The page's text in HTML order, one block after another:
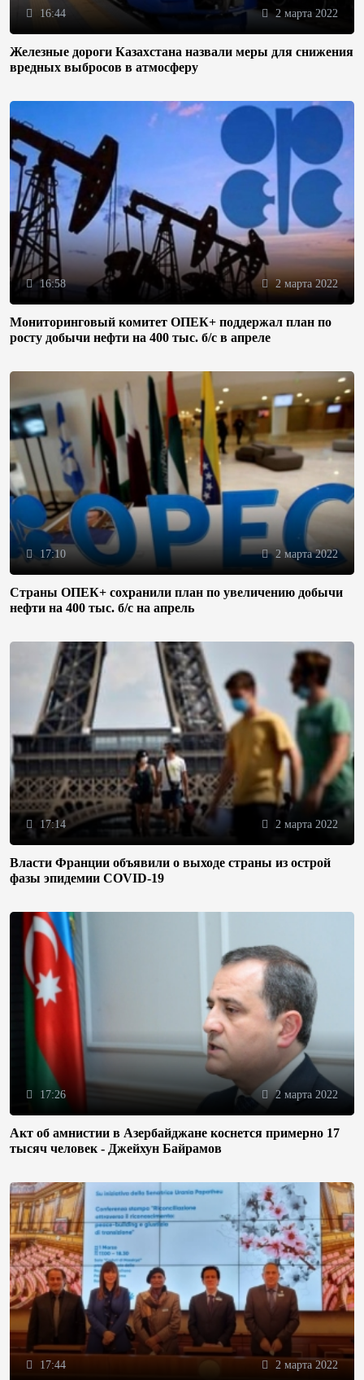
16:44 2 марта 2022
Железные дороги Казахстана назвали меры для снижения
вредных выбросов в атмосферу
16:58 2 марта 2022
Мониторинговый комитет ОПЕК+ поддержал план по
росту добычи нефти на 400 тыс. б/с в апреле
17:10 2 марта 2022
Страны ОПЕК+ сохранили план по увеличению добычи
нефти на 400 тыс. б/с на апрель
17:14 2 марта 2022
Власти Франции объявили о выходе страны из острой
фазы эпидемии COVID-19
17:26 2 марта 2022
Акт об амнистии в Азербайджане коснется примерно 17
тысяч человек - Джейхун Байрамов
17:44 2 марта 2022